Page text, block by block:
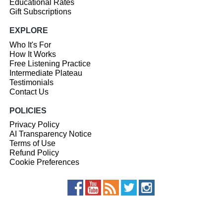
Educational Rates
Gift Subscriptions
EXPLORE
Who It's For
How It Works
Free Listening Practice
Intermediate Plateau
Testimonials
Contact Us
POLICIES
Privacy Policy
AI Transparency Notice
Terms of Use
Refund Policy
Cookie Preferences